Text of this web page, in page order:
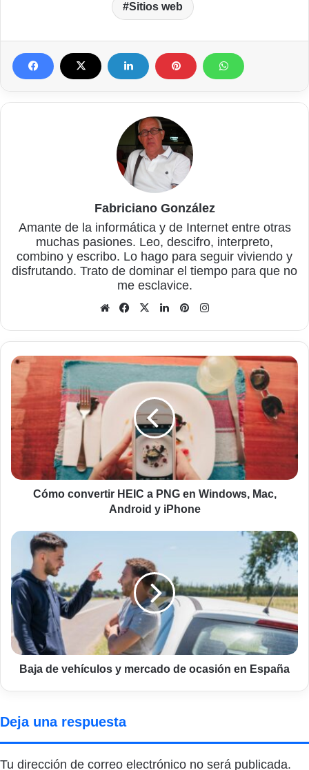
Sitios web
Fabriciano González
Amante de la informática y de Internet entre otras
muchas pasiones. Leo, descifro, interpreto,
combino y escribo. Lo hago para seguir viviendo y
disfrutando. Trato de dominar el tiempo para que no
me esclavice.
Sitio
Facebook
X LinkedInPinterest
Cómo
convertir
HEIC
a
PNG
en
Windows,
Mac,
Android
Cómo convertir HEIC a PNG en Windows, Mac,
Android y iPhone
Baja
vehículos
y
mercado
de
ocasión
en
España
Baja de vehículos y mercado de ocasión en España
Deja una respuesta
Tu dirección de correo electrónico no será publicada.